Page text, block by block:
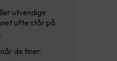
utvendige
ofte står på
de tiner.